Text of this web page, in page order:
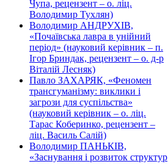
Чупа, рецензент – о. ліц.
Володимир Тухлян)
Володимир АНДРУХІВ,
«Почаївська лавра в унійний
період» (науковий керівник – п.
Ігор Бриндак, рецензент – о. д-р
Віталій Лесняк)
Павло ЗАХАРЯК, «Феномен
трансгуманізму: виклики і
загрози для суспільства»
(науковий керівник – о. ліц.
Тарас Коберинко, рецензент –
ліц. Василь Салій)
Володимир ПАНЬКІВ,
«Заснування і розвиток структур